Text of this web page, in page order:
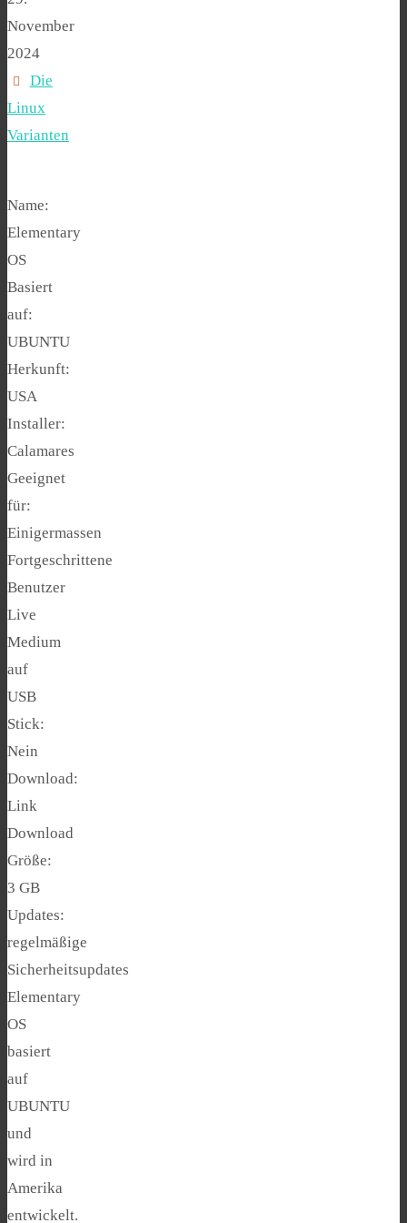
November
2024
Die
Linux
Varianten
Name:
Elementary
OS
Basiert
auf:
UBUNTU
Herkunft:
USA
Installer:
Calamares
Geeignet
für:
Einigermassen
Fortgeschrittene
Benutzer
Live
Medium
auf
USB
Stick:
Nein
Download:
Link
Download
Größe:
3 GB
Updates:
regelmäßige
Sicherheitsupdates
Elementary
OS
basiert
auf
UBUNTU
und
wird in
Amerika
entwickelt.